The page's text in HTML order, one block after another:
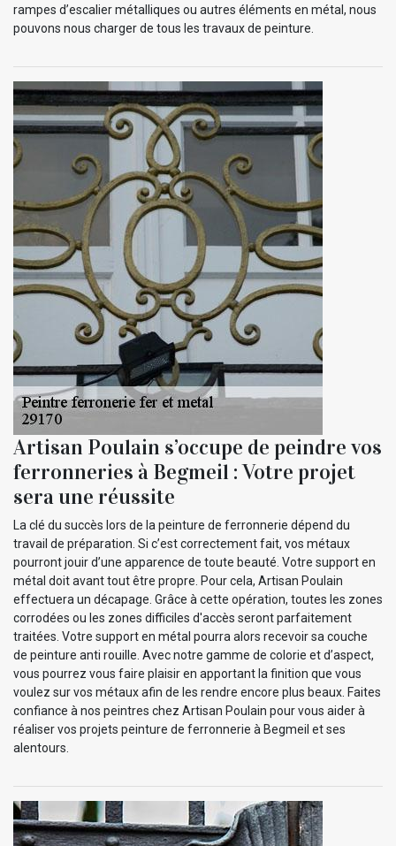
rampes d’escalier métalliques ou autres éléments en métal, nous
pouvons nous charger de tous les travaux de peinture.
Artisan Poulain s’occupe de peindre vos
ferronneries à Begmeil : Votre projet
sera une réussite
La clé du succès lors de la peinture de ferronnerie dépend du
travail de préparation. Si c’est correctement fait, vos métaux
pourront jouir d’une apparence de toute beauté. Votre support en
métal doit avant tout être propre. Pour cela, Artisan Poulain
effectuera un décapage. Grâce à cette opération, toutes les zones
corrodées ou les zones difficiles d'accès seront parfaitement
traitées. Votre support en métal pourra alors recevoir sa couche
de peinture anti rouille. Avec notre gamme de colorie et d’aspect,
vous pourrez vous faire plaisir en apportant la finition que vous
voulez sur vos métaux afin de les rendre encore plus beaux. Faites
confiance à nos peintres chez Artisan Poulain pour vous aider à
réaliser vos projets peinture de ferronnerie à Begmeil et ses
alentours.